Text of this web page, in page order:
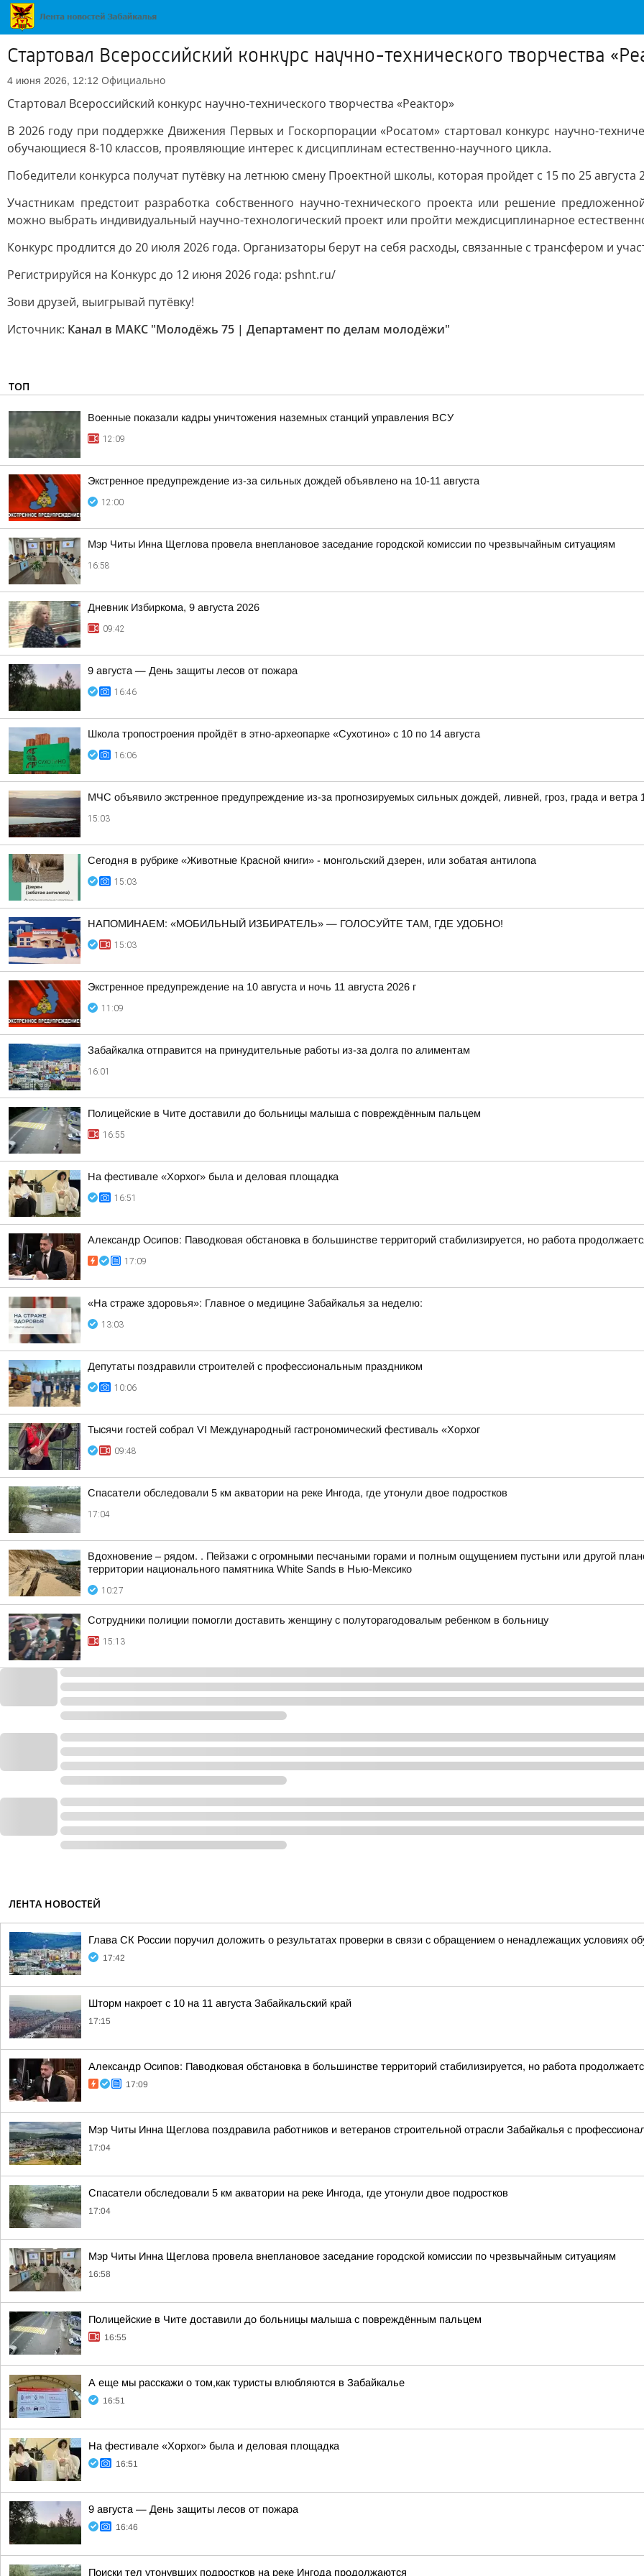
Стартовал Всероссийский конкурс научно-технического творчества
4 июня 2026, 12:12 Официально
Стартовал Всероссийский конкурс научно-технического творчества «Реактор»
В 2026 году при поддержке Движения Первых и Госкорпорации «Росатом» стартовал конкурс научно-
обучающиеся 8-10 классов, проявляющие интерес к дисциплинам естественно-научного цикла.
Победители конкурса получат путёвку на летнюю смену Проектной школы, которая пройдет с 15 по 25 августа
Участникам предстоит разработка собственного научно-технического проекта или решение
можно выбрать индивидуальный научно-технологический проект или пройти междисциплинарное
Конкурс продлится до 20 июля 2026 года. Организаторы берут на себя расходы, связанные с трансфером и
Регистрируйся на Конкурс до 12 июня 2026 года: pshnt.ru/
Зови друзей, выигрывай путёвку!
Источник: Канал в МАКС "Молодёжь 75 | Департамент по делам молодёжи"
ТОП
Военные показали кадры уничтожения наземных станций управления ВСУ
12:09
Экстренное предупреждение из-за сильных дождей объявлено на 10-11 августа
12:00
Мэр Читы Инна Щеглова провела внеплановое заседание городской комиссии по чрезвычайным ситуациям
16:58
Дневник Избиркома, 9 августа 2026
09:42
9 августа — День защиты лесов от пожара
16:46
Школа тропостроения пройдёт в этно-археопарке «Сухотино» с 10 по 14 августа
16:06
МЧС объявило экстренное предупреждение из-за прогнозируемых сильных дождей, ливней, гроз, града и ветра
15:03
Сегодня в рубрике «Животные Красной книги» - монгольский дзерен, или зобатая антилопа
15:03
НАПОМИНАЕМ: «МОБИЛЬНЫЙ ИЗБИРАТЕЛЬ» — ГОЛОСУЙТЕ ТАМ, ГДЕ УДОБНО!
15:03
Экстренное предупреждение на 10 августа и ночь 11 августа 2026 г
11:09
Забайкалка отправится на принудительные работы из-за долга по алиментам
16:01
Полицейские в Чите доставили до больницы малыша с повреждённым пальцем
16:55
На фестивале «Хорхог» была и деловая площадка
16:51
Александр Осипов: Паводковая обстановка в большинстве территорий стабилизируется, но работа
17:09
«На страже здоровья»: Главное о медицине Забайкалья за неделю:
13:03
Депутаты поздравили строителей с профессиональным праздником
10:06
Тысячи гостей собрал VI Международный гастрономический фестиваль «Хорхог
09:48
Спасатели обследовали 5 км акватории на реке Ингода, где утонули двое подростков
17:04
Вдохновение – рядом. . Пейзажи с огромными песчаными горами и полным ощущением пустыни или другой
территории национального памятника White Sands в Нью-Мексико
10:27
Сотрудники полиции помогли доставить женщину с полуторагодовалым ребенком в больницу
15:13
ЛЕНТА НОВОСТЕЙ
Глава СК России поручил доложить о результатах проверки в связи с обращением о ненадлежащих условиях
17:42
Шторм накроет с 10 на 11 августа Забайкальский край
17:15
Александр Осипов: Паводковая обстановка в большинстве территорий стабилизируется, но работа
17:09
Мэр Читы Инна Щеглова поздравила работников и ветеранов строительной отрасли Забайкалья с
17:04
Спасатели обследовали 5 км акватории на реке Ингода, где утонули двое подростков
17:04
Мэр Читы Инна Щеглова провела внеплановое заседание городской комиссии по чрезвычайным ситуациям
16:58
Полицейские в Чите доставили до больницы малыша с повреждённым пальцем
16:55
А еще мы расскажи о том,как туристы влюбляются в Забайкалье
16:51
На фестивале «Хорхог» была и деловая площадка
16:51
9 августа — День защиты лесов от пожара
16:46
Поиски тел утонувших подростков на реке Ингода продолжаются